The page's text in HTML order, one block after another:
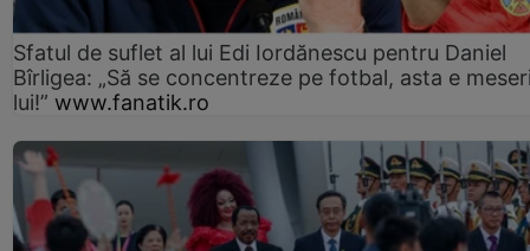
Sfatul de suflet al lui Edi Iordănescu pentru Daniel
Bîrligea: „Să se concentreze pe fotbal, asta e
lui!” www.fanatik.ro